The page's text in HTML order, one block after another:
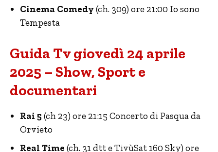
Cinema Comedy (ch. 309) ore 21:00 Io sono
Tempesta
Guida Tv giovedì 24 aprile
2025 – Show, Sport e
documentari
Rai 5 (ch 23) ore 21:15 Concerto di Pasqua da
Orvieto
Real Time (ch. 31 dtt e TivùSat 160 Sky) ore